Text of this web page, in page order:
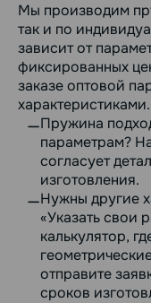
Мы производим
так и по
зависит от
фиксированных
заказе оптовой
характеристиками.
Пружина
параметрам?
согласует
изготовления.
Нужны другие
«Указать свои
калькулятор,
отправите
сроков